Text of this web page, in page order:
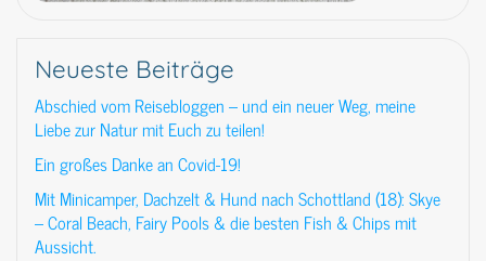
Neueste Beiträge
Abschied vom Reisebloggen – und ein neuer Weg, meine
Liebe zur Natur mit Euch zu teilen!
Ein großes Danke an Covid-19!
Mit Minicamper, Dachzelt & Hund nach Schottland (18): Skye
– Coral Beach, Fairy Pools & die besten Fish & Chips mit
Aussicht.